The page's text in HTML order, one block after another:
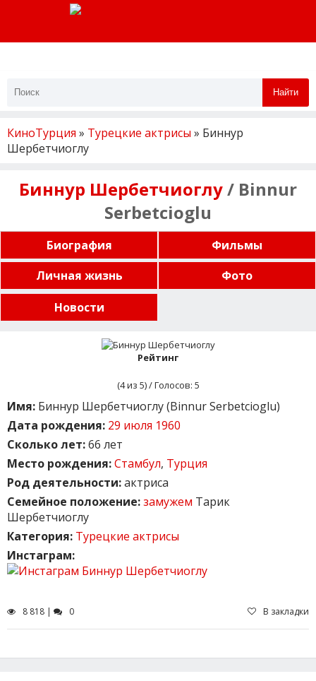
Найти
КиноТурция » Турецкие актрисы » Биннур
Шербетчиоглу
Биннур Шербетчиоглу/ Binnur
Serbetcioglu
Биография
Фильмы
Личная жизнь
Фото
Новости
Рейтинг
(4из 5) / Голосов: 5
Имя: Биннур Шербетчиоглу (Binnur Serbetcioglu)
Дата рождения: 29 июля 1960
Сколько лет:66 лет
Место рождения:Стамбул, Турция
Род деятельности:актриса
Семейное положение:замужем Тарик
Шербетчиоглу
Категория: Турецкие актрисы
Инстаграм:
8 818 | 0 В закладки